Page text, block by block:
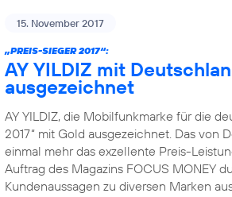
15. November 2017
„PREIS-SIEGER 2017“:
AY YILDIZ mit
ausgezeichnet
AY YILDIZ, die Mobilfunkmarke für die
2017“ mit Gold ausgezeichnet. Das
einmal mehr das exzellente Preis-
Auftrag des Magazins FOCUS MONEY
Kundenaussagen zu diversen Marken